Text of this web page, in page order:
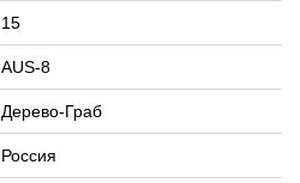
15
AUS-8
Дерево-Граб
Россия